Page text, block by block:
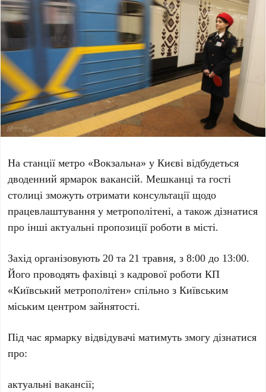
На станції метро «Вокзальна» у Києві відбудеться
дводенний ярмарок вакансій. Мешканці та гості
столиці зможуть отримати консультації щодо
працевлаштування у метрополітені, а також дізнатися
про інші актуальні пропозиції роботи в місті.
Захід організовують20 та21 травня, з8:00 до 13:00.
Його проводять фахівці з кадрової роботиКП
«Київський метрополітен» спільно зКиївським
міським центром зайнятості.
Під час ярмарку відвідувачі матимуть змогу дізнатися
про:
актуальні вакансії;